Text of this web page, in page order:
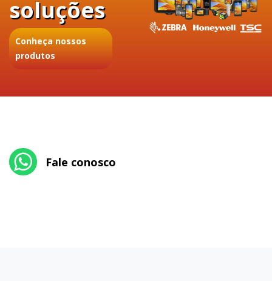
soluções
Conheça nossos
produtos
Fale conosco